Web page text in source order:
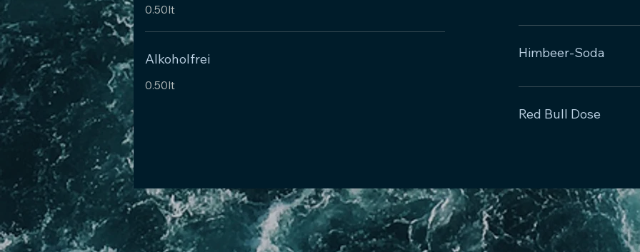
0.50lt
Alkoholfrei
0.50lt
Himbeer-Soda
Red Bull Dose